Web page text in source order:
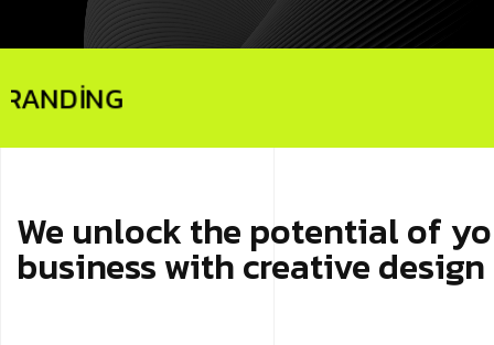
AGENCY
We unlock the potential of
business with creative design